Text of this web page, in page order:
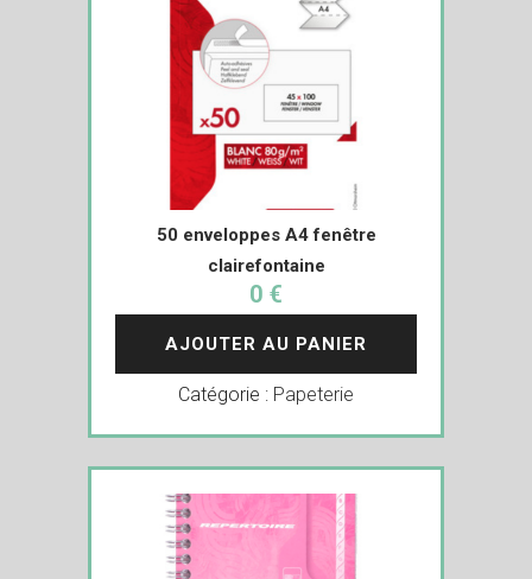
50 enveloppes A4 fenêtre
clairefontaine
0 €
AJOUTER AU PANIER
Catégorie : Papeterie